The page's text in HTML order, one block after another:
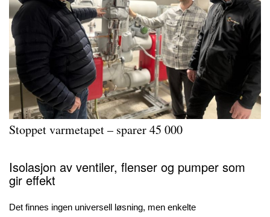
Stoppet varmetapet – sparer 45 000
Isolasjon av ventiler, flenser og pumper som
gir effekt
Det finnes ingen universell løsning, men enkelte